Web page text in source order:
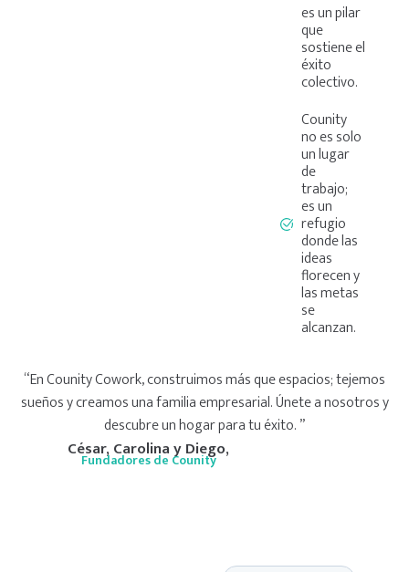
es un pilar
que
sostiene el
éxito
colectivo.
Counity
no es solo
un lugar
de
trabajo;
es un
refugio
donde las
ideas
florecen y
las metas
se
alcanzan.
“En Counity Cowork, construimos más que espacios; tejemos
sueños y creamos una familia empresarial. Únete a nosotros y
descubre un hogar para tu éxito. ”
César, Carolina y Diego,
Fundadores de Counity